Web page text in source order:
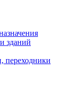
зданий
переходники